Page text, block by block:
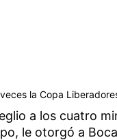
la Copa
a los cuatro
le otorgó a